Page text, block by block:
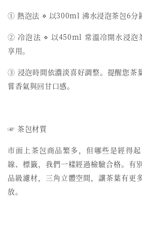
① 熱泡法 ⋄ 以300ml 沸水浸泡茶包6分
② 冷泡法 ⋄ 以450ml 常溫冷開水浸泡
享用。
③ 浸泡時間依濃淡喜好調整。提醒您茶
嘗香氣與回甘口感。
☞ 茶包材質
市面上茶包商品繁多，但哪些是經得
線、標籤，我們一樣經過檢驗合格。有
品級濾材，三角立體空間，讓茶葉有更
放。